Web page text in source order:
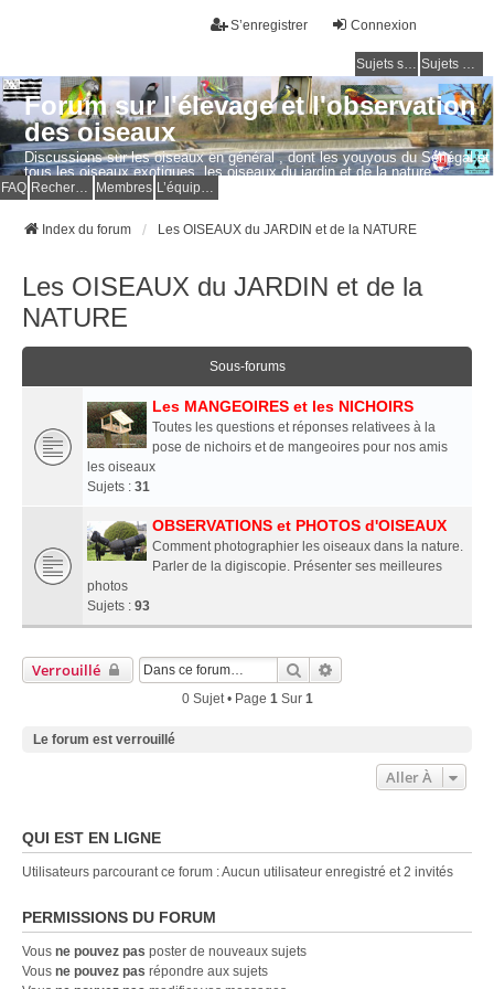
Connexion
S’enregistrer
Sujets sans réponse Sujets actifs
Forum sur l'élevage et l'observation
des oiseaux
Discussions sur les oiseaux en général , dont les youyous du Sénégal et
tous les oiseaux exotiques, les oiseaux du jardin et de la nature.
Questions, photos, expériences.
FAQ Membres
Index du forum Les OISEAUX du JARDIN et de la NATURE
Les OISEAUX du JARDIN et de la
NATURE
Sous-forums
Les MANGEOIRES et les NICHOIRS
Toutes les questions et réponses relativees à la
pose de nichoirs et de mangeoires pour nos amis
les oiseaux
Sujets : 31
OBSERVATIONS et PHOTOS d'OISEAUX
Comment photographier les oiseaux dans la nature.
Parler de la digiscopie. Présenter ses meilleures
photos
Sujets : 93
Verrouillé Rechercher
0 Sujet • Page 1 Sur 1
Le forum est verrouillé
Aller À
QUI EST EN LIGNE
Utilisateurs parcourant ce forum : Aucun utilisateur enregistré et 2 invités
PERMISSIONS DU FORUM
Vous ne pouvez pas poster de nouveaux sujets
Vous ne pouvez pas répondre aux sujets